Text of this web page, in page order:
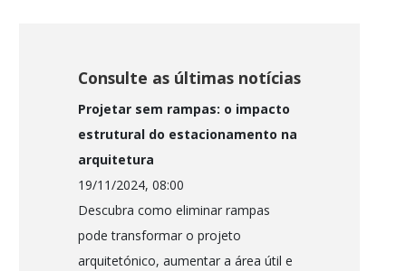
Consulte as últimas notícias
Projetar sem rampas: o impacto
estrutural do estacionamento na
arquitetura
19/11/2024, 08:00
Descubra como eliminar rampas
pode transformar o projeto
arquitetónico, aumentar a área útil e